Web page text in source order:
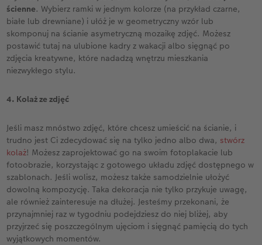
ścienne. Wybierz ramki w jednym kolorze (na przykład czarne,
białe lub drewniane) i ułóż je w geometryczny wzór lub
skomponuj na ścianie asymetryczną mozaikę zdjęć. Możesz
postawić tutaj na ulubione kadry z wakacji albo sięgnąć po
zdjęcia kreatywne, które nadadzą wnętrzu mieszkania
niezwykłego stylu.
4. Kolaż ze zdjęć
Jeśli masz mnóstwo zdjęć, które chcesz umieścić na ścianie, i
trudno jest Ci zdecydować się na tylko jedno albo dwa, stwórz
kolaż! Możesz zaprojektować go na swoim fotoplakacie lub
fotoobrazie, korzystając z gotowego układu zdjęć dostępnego w
szablonach. Jeśli wolisz, możesz także samodzielnie ułożyć
dowolną kompozycję. Taka dekoracja nie tylko przykuje uwagę,
ale również zainteresuje na dłużej. Jesteśmy przekonani, że
przynajmniej raz w tygodniu podejdziesz do niej bliżej, aby
przyjrzeć się poszczególnym ujęciom i sięgnąć pamięcią do tych
wyjątkowych momentów.